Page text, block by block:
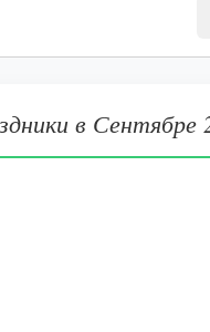
в Сентябре